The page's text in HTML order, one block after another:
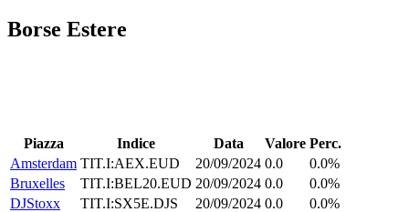
Borse Estere
Piazza Indice Data Valore Perc.
Amsterdam TIT.I:AEX.EUD 20/09/2024 0.0
0.0%
Bruxelles
TIT.I:BEL20.EUD 20/09/2024 0.0
0.0%
DJStoxx
TIT.I:SX5E.DJS 20/09/2024 0.0
0.0%